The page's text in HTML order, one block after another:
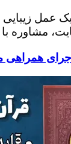
عمل زیبایی